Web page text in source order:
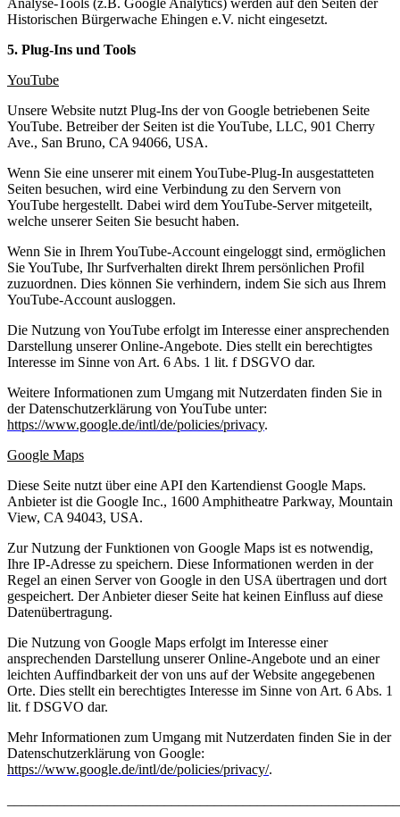
Historischen Bürgerwache Ehingen e.V. nicht eingesetzt.
5. Plug-Ins und Tools
YouTube
Unsere Website nutzt Plug-Ins der von Google betriebenen Seite
YouTube. Betreiber der Seiten ist die YouTube, LLC, 901 Cherry
Ave., San Bruno, CA 94066, USA.
Wenn Sie eine unserer mit einem YouTube-Plug-In ausgestatteten
Seiten besuchen, wird eine Verbindung zu den Servern von
YouTube hergestellt. Dabei wird dem YouTube-Server mitgeteilt,
welche unserer Seiten Sie besucht haben.
Wenn Sie in Ihrem YouTube-Account eingeloggt sind, ermöglichen
Sie YouTube, Ihr Surfverhalten direkt Ihrem persönlichen Profil
zuzuordnen. Dies können Sie verhindern, indem Sie sich aus Ihrem
YouTube-Account ausloggen.
Die Nutzung von YouTube erfolgt im Interesse einer ansprechenden
Darstellung unserer Online-Angebote. Dies stellt ein berechtigtes
Interesse im Sinne von Art. 6 Abs. 1 lit. f DSGVO dar.
Weitere Informationen zum Umgang mit Nutzerdaten finden Sie in
der Datenschutzerklärung von YouTube unter:
https://www.google.de/intl/de/policies/privacy.
Google Maps
Diese Seite nutzt über eine API den Kartendienst Google Maps.
Anbieter ist die Google Inc., 1600 Amphitheatre Parkway, Mountain
View, CA 94043, USA.
Zur Nutzung der Funktionen von Google Maps ist es notwendig,
Ihre IP-Adresse zu speichern. Diese Informationen werden in der
Regel an einen Server von Google in den USA übertragen und dort
gespeichert. Der Anbieter dieser Seite hat keinen Einfluss auf diese
Datenübertragung.
Die Nutzung von Google Maps erfolgt im Interesse einer
ansprechenden Darstellung unserer Online-Angebote und an einer
leichten Auffindbarkeit der von uns auf der Website angegebenen
Orte. Dies stellt ein berechtigtes Interesse im Sinne von Art. 6 Abs. 1
lit. f DSGVO dar.
Mehr Informationen zum Umgang mit Nutzerdaten finden Sie in der
Datenschutzerklärung von Google:
https://www.google.de/intl/de/policies/privacy/.